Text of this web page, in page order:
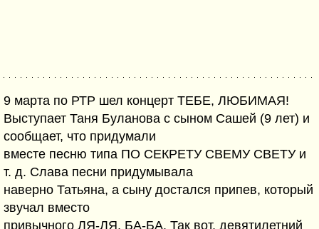
9 марта по РТР шел концерт ТЕБЕ, ЛЮБИМАЯ!
Выступает Таня Буланова с сыном Сашей (9 лет) и
сообщает, что придумали
вместе песню типа ПО СЕКРЕТУ СВЕМУ СВЕТУ и
т. д. Слава песни придумывала
наверно Татьяна, а сыну достался припев, который
звучал вместо
привычного ЛЯ-ЛЯ, БА-БА. Так вот, девятилетний